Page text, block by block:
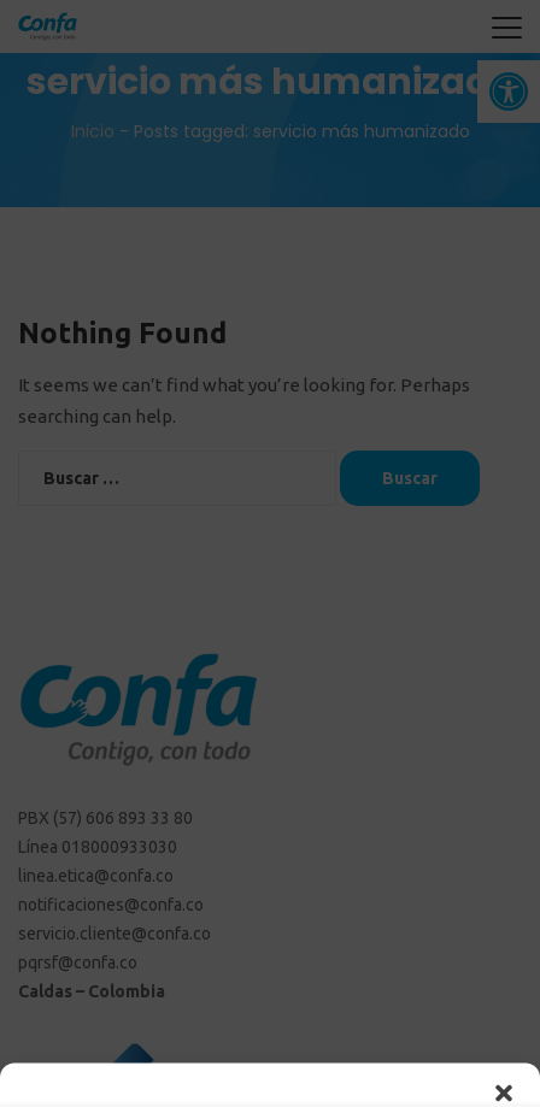
Abrir
servicio más humanizado
Inicio - Posts tagged: servicio más humanizado
Nothing Found
It seems we can’t find what you’re looking for. Perhaps
searching can help.
PBX (57) 606 893 33 80
Línea 018000933030
linea.etica@confa.co
notificaciones@confa.co
servicio.cliente@confa.co
pqrsf@confa.co
Caldas – Colombia